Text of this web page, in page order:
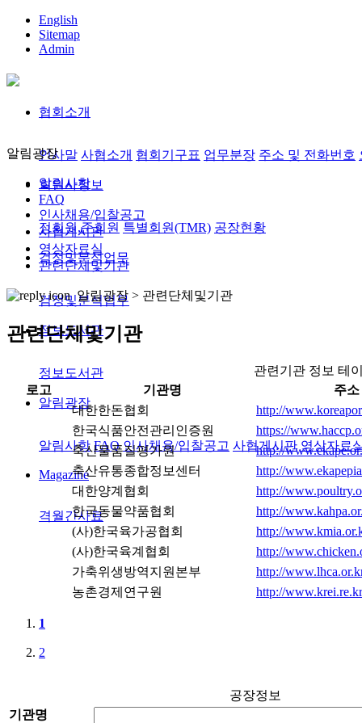
English
Sitemap
Admin
협회소개
인사말 사협소개 협회기구표 업무분장 주소 및 전화번호
회원사정보
정회원,준회원 특별회원(TMR) 공장현황
검정및분석업무
검정및분석업무
정보도서관
정보도서관
알림광장
알림사항 FAQ 인사채용/입찰공고 사협게시판 영상자료
Magazine
격월간사료
알림광장
알림사항
FAQ
인사채용/입찰공고
사협게시판
영상자료실
관련단체및기관
알림광장 > 관련단체및기관
관련단체및기관
관련기관 정보 테
로고
기관명
주소
대한한돈협회
http://
한국식품안전관리인증원
https://
축산물품질평가원
http://
축산유통종합정보센터
http://
대한양계협회
http://
한국동물약품협회
http://
(사)한국육가공협회
http://
(사)한국육계협회
http://
가축위생방역지원본부
http://
농촌경제연구원
http://
1
2
공장정보
기관명